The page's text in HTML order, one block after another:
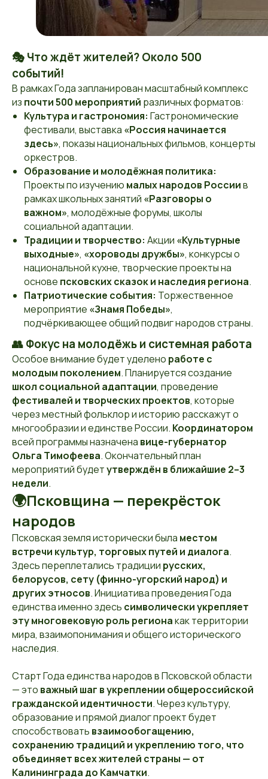
🎭 Что ждёт жителей? Около 500
событий!
В рамках Года запланирован масштабный комплекс
из почти 500 мероприятий различных форматов:
Культура и гастрономия: Гастрономические
фестивали, выставка «Россия начинается
здесь», показы национальных фильмов, концерты
оркестров.
Образование и молодёжная политика:
Проекты по изучению малых народов Россиив
рамках школьных занятий «Разговоры о
важном», молодёжные форумы, школы
социальной адаптации.
Традиции и творчество: Акции «Культурные
выходные», «хороводы дружбы», конкурсы о
национальной кухне, творческие проекты на
основе псковских сказок и наследия региона.
Патриотические события: Торжественное
мероприятие «Знамя Победы»,
подчёркивающее общий подвиг народов страны.
👥 Фокус на молодёжь и системная работа
Особое внимание будет уделено работе с
молодым поколением. Планируется создание
школ социальной адаптации, проведение
фестивалей и творческих проектов, которые
через местный фольклор и историю расскажут о
многообразии и единстве России. Координатором
всей программы назначена вице-губернатор
Ольга Тимофеева. Окончательный план
мероприятий будетутверждён в ближайшие 2–3
недели.
🌍Псковщина — перекрёсток
народов
Псковская земля исторически была местом
встречи культур, торговых путей и диалога.
Здесь переплетались традиции русских,
белорусов, сету (финно-угорский народ) и
других этносов. Инициатива проведения Года
единства именно здесь символически укрепляет
эту многовековую роль регионакак территории
мира, взаимопонимания и общего исторического
наследия.
Старт Года единства народов в Псковской области
— это важный шаг в укреплении общероссийской
гражданской идентичности. Через культуру,
образование и прямой диалог проект будет
способствовать взаимообогащению,
сохранению традиций и укреплению того, что
объединяет всех жителей страны — от
Калининграда до Камчатки.